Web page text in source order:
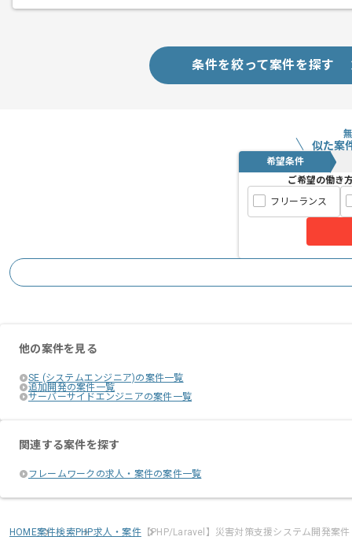
条件を絞って案件を探す
似た案
希望条件
ご希望の働き
フリーランス
他の案件を見る
SE (システムエンジニア)の案件一覧
追加開発の案件一覧
サーバーサイドエンジニアの案件一覧
関連する案件を探す
フレームワークの求人・案件の案件一覧
HOME案件検索PHP求人・案件【PHP/Laravel】災害対策支援システム開発案件